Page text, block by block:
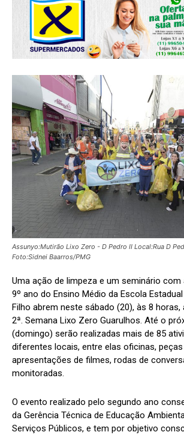
Assunyo:Mutirão Lixo Zero - D Pedro II Local:Rua D
Foto:Sidnei Baarros/PMG
Uma ação de limpeza e um seminário com
9º ano do Ensino Médio da Escola
Filho abrem neste sábado (20), às 8
2ª. Semana Lixo Zero Guarulhos. Até o
(domingo) serão realizadas mais de 85
diferentes locais, entre elas oficinas,
apresentações de filmes, rodas de
monitoradas.
O evento realizado pelo segundo ano
da Gerência Técnica de Educação
Serviços Públicos, e tem por objetivo